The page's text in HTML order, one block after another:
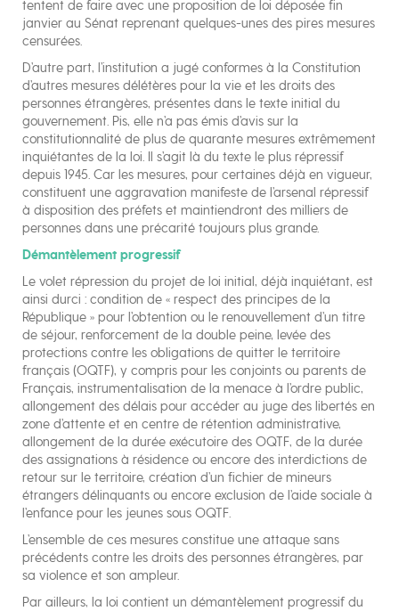
tentent de faire avec une proposition de loi déposée fin
janvier au Sénat reprenant quelques-unes des pires mesures
censurées.
D’autre part, l’institution a jugé conformes à la Constitution
d’autres mesures délétères pour la vie et les droits des
personnes étrangères, présentes dans le texte initial du
gouvernement. Pis, elle n’a pas émis d’avis sur la
constitutionnalité de plus de quarante mesures extrêmement
inquiétantes de la loi. Il s’agit là du texte le plus répressif
depuis 1945. Car les mesures, pour certaines déjà en vigueur,
constituent une aggravation manifeste de l’arsenal répressif
à disposition des préfets et maintiendront des milliers de
personnes dans une précarité toujours plus grande.
Démantèlement progressif
Le volet répression du projet de loi initial, déjà inquiétant, est
ainsi durci : condition de « respect des principes de la
République » pour l’obtention ou le renouvellement d’un titre
de séjour, renforcement de la double peine, levée des
protections contre les obligations de quitter le territoire
français (OQTF), y compris pour les conjoints ou parents de
Français, instrumentalisation de la menace à l’ordre public,
allongement des délais pour accéder au juge des libertés en
zone d’attente et en centre de rétention administrative,
allongement de la durée exécutoire des OQTF, de la durée
des assignations à résidence ou encore des interdictions de
retour sur le territoire, création d’un fichier de mineurs
étrangers délinquants ou encore exclusion de l’aide sociale à
l’enfance pour les jeunes sous OQTF.
L’ensemble de ces mesures constitue une attaque sans
précédents contre les droits des personnes étrangères, par
sa violence et son ampleur.
Par ailleurs, la loi contient un démantèlement progressif du